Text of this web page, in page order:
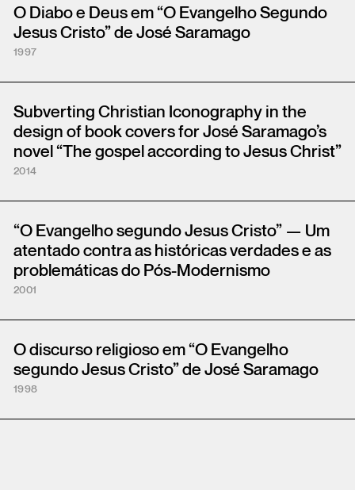
O Diabo e Deus em “O Evangelho Segundo
Jesus Cristo” de José Saramago
1997
Subverting Christian Iconography in the
design of book covers for José Saramago’s
novel “The gospel according to Jesus Christ”
2014
“O Evangelho segundo Jesus Cristo” — Um
atentado contra as históricas verdades e as
problemáticas do Pós-Modernismo
2001
O discurso religioso em “O Evangelho
segundo Jesus Cristo” de José Saramago
1998